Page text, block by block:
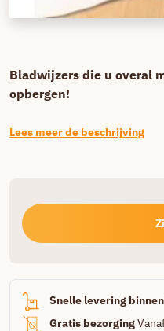
Bladwijzers die u overal
opbergen!
Lees meer de beschrijving
Snelle levering
Gratis bezorging